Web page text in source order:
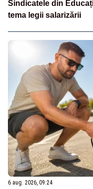
Sindicatele din
tema legii salarizării
6 aug. 2026, 09:24